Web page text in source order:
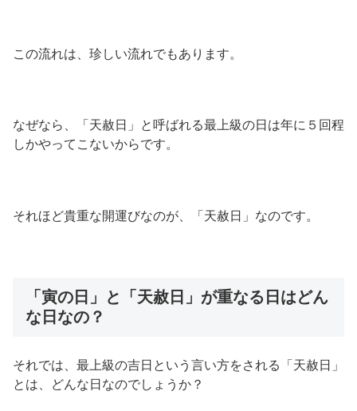
この流れは、珍しい流れでもあります。
なぜなら、「天赦日」と呼ばれる最上級の日は年に５回程
しかやってこないからです。
それほど貴重な開運びなのが、「天赦日」なのです。
「寅の日」と「天赦日」が重なる日はどん
な日なの？
それでは、最上級の吉日という言い方をされる「天赦日」
とは、どんな日なのでしょうか？